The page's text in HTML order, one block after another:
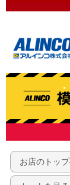
お店のトッ